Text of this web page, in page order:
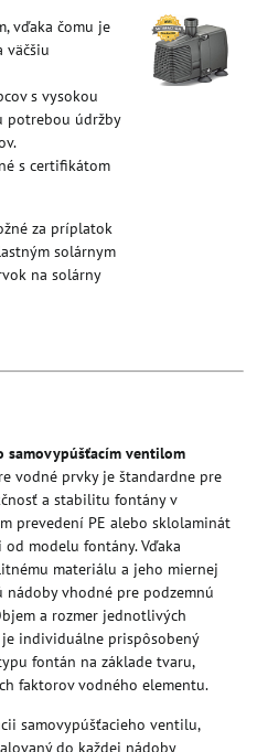
vďaka čomu je
väčšiu
s vysokou
potrebou údržby
s certifikátom
za príplatok
solárnym
na solárny
samovypúšťacím ventilom
vodné prvky je štandardne pre
a stabilitu fontány v
prevedení PE alebo sklolaminát
od modelu fontány. Vďaka
materiálu a jeho miernej
nádoby vhodné pre podzemnú
a rozmer jednotlivých
je individuálne prispôsobený
fontán na základe tvaru,
faktorov vodného elementu.
samovypúšťacieho ventilu,
do každej nádoby